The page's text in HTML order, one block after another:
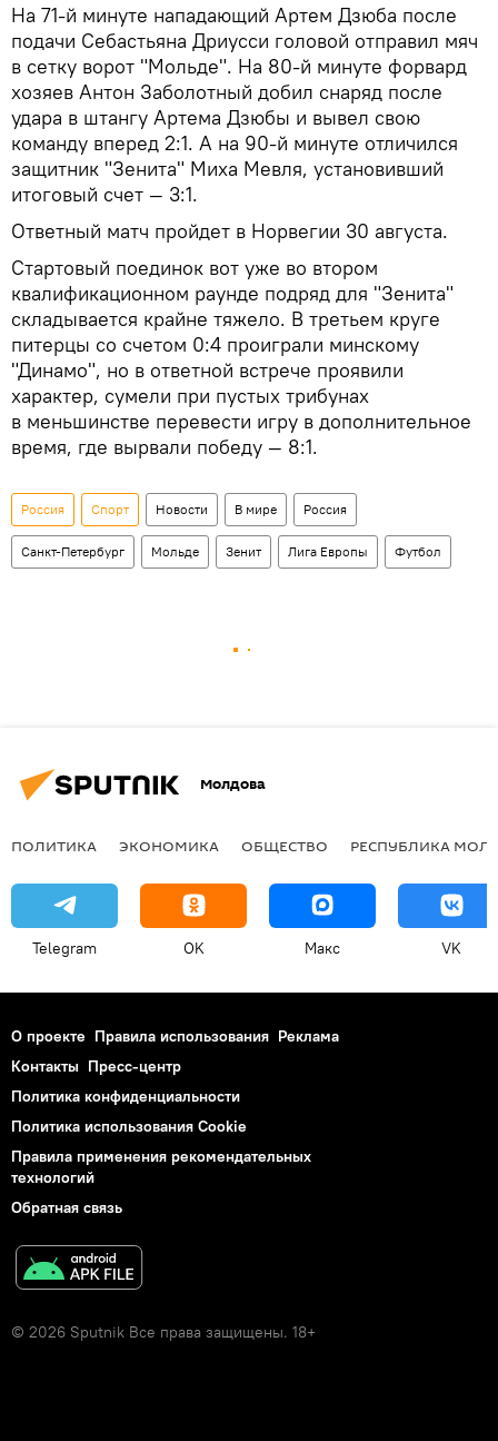
На 71-й минуте нападающий Артем Дзюба после
подачи Себастьяна Дриусси головой отправил мяч
в сетку ворот "Мольде". На 80-й минуте форвард
хозяев Антон Заболотный добил снаряд после
удара в штангу Артема Дзюбы и вывел свою
команду вперед 2:1. А на 90-й минуте отличился
защитник "Зенита" Миха Мевля, установивший
итоговый счет — 3:1.
Ответный матч пройдет в Норвегии 30 августа.
Стартовый поединок вот уже во втором
квалификационном раунде подряд для "Зенита"
складывается крайне тяжело. В третьем круге
питерцы со счетом 0:4 проиграли минскому
"Динамо", но в ответной встрече проявили
характер, сумели при пустых трибунах
в меньшинстве перевести игру в дополнительное
время, где вырвали победу — 8:1.
Россия Спорт Новости В мире Россия
Санкт-Петербург Мольде Зенит Лига Европы Футбол
Молдова
ПОЛИТИКА ЭКОНОМИКА ОБЩЕСТВО РЕСПУБЛИКА
Telegram OK Макс VK
О проекте Правила использования Реклама
Контакты Пресс-центр
Политика конфиденциальности
Политика использования Cookie
Правила применения рекомендательных
технологий
Обратная связь
© 2026 Sputnik Все права защищены. 18+